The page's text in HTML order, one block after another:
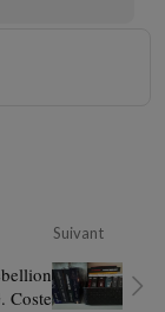
Suivant
Coste